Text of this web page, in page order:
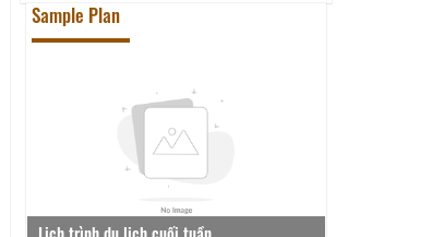
Sample Plan